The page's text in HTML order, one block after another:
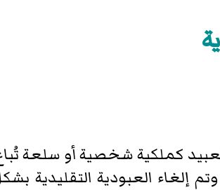
كملكية شخصية أو سلعة
إلغاء العبودية التقليدية